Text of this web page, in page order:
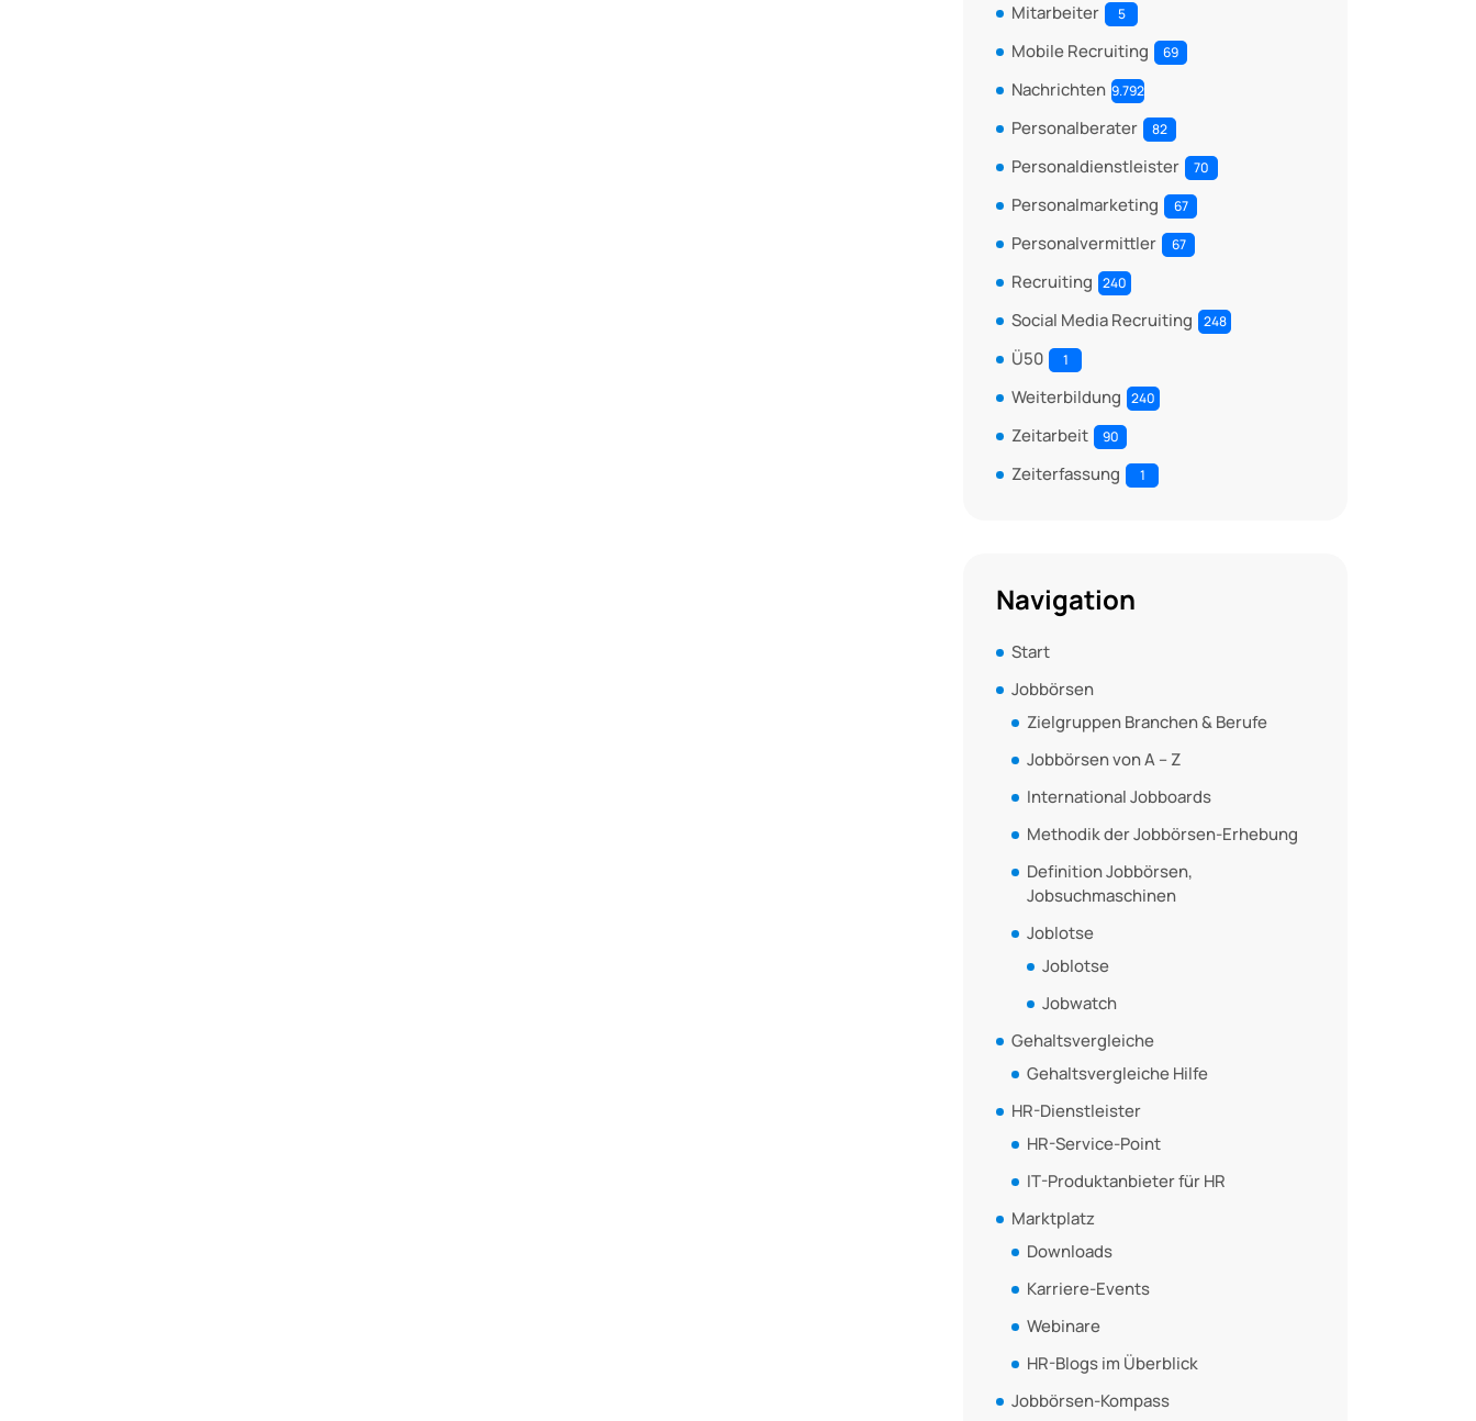
Mitarbeiter 5
Mobile Recruiting 69
Nachrichten 9.792
Personalberater 82
Personaldienstleister 70
Personalmarketing 67
Personalvermittler 67
Recruiting 240
Social Media Recruiting 248
Ü50 1
Weiterbildung 240
Zeitarbeit 90
Zeiterfassung 1
Navigation
Start
Jobbörsen
Zielgruppen Branchen & Berufe
Jobbörsen von A – Z
International Jobboards
Methodik der Jobbörsen-Erhebung
Definition Jobbörsen,
Jobsuchmaschinen
Joblotse
Joblotse
Jobwatch
Gehaltsvergleiche
Gehaltsvergleiche Hilfe
HR-Dienstleister
HR-Service-Point
IT-Produktanbieter für HR
Marktplatz
Downloads
Karriere-Events
Webinare
HR-Blogs im Überblick
Jobbörsen-Kompass